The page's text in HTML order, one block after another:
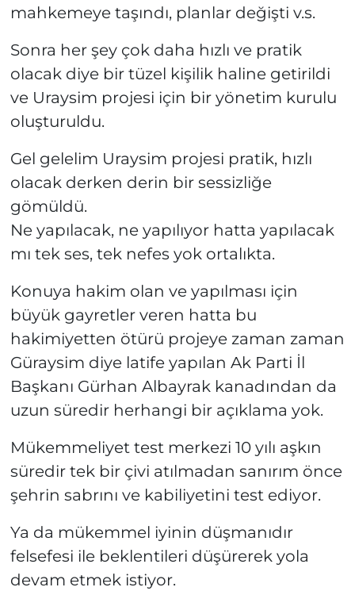
mahkemeye taşındı, planlar değişti v.s.
Sonra her şey çok daha hızlı ve pratik
olacak diye bir tüzel kişilik haline getirildi
ve Uraysim projesi için bir yönetim kurulu
oluşturuldu.
Gel gelelim Uraysim projesi pratik, hızlı
olacak derken derin bir sessizliğe
gömüldü.
Ne yapılacak, ne yapılıyor hatta yapılacak
mı tek ses, tek nefes yok ortalıkta.
Konuya hakim olan ve yapılması için
büyük gayretler veren hatta bu
hakimiyetten ötürü projeye zaman zaman
Güraysim diye latife yapılan Ak Parti İl
Başkanı Gürhan Albayrak kanadından da
uzun süredir herhangi bir açıklama yok.
Mükemmeliyet test merkezi 10 yılı aşkın
süredir tek bir çivi atılmadan sanırım önce
şehrin sabrını ve kabiliyetini test ediyor.
Ya da mükemmel iyinin düşmanıdır
felsefesi ile beklentileri düşürerek yola
devam etmek istiyor.